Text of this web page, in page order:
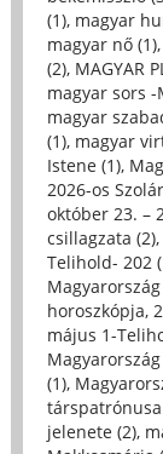
(1), magyar
magyar nő (1),
(2), MAGYAR
magyar sors -
magyar
(1), magyar
Istene (1),
2026-os
október 23. –
csillagzata (2),
Telihold- 202
horoszkópja,
május 1-
(1),
társpatrónusa
jelenete (2),